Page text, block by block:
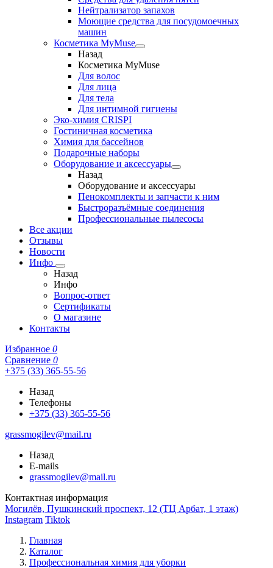
Нейтрализатор запахов
Моющие средства для посудомоечных
машин
Косметика MyMuse
Назад
Косметика MyMuse
Для волос
Для лица
Для тела
Для интимной гигиены
Эко-химия CRISPI
Гостиничная косметика
Химия для бассейнов
Подарочные наборы
Оборудование и аксессуары
Назад
Оборудование и аксессуары
Пенокомплекты и запчасти к ним
Быстроразъёмные соединения
Профессиональные пылесосы
Все акции
Отзывы
Новости
Инфо
Назад
Инфо
Вопрос-ответ
Сертификаты
О магазине
Контакты
Избранное 0
Сравнение 0
+375 (33) 365-55-56
Назад
Телефоны
+375 (33) 365-55-56
grassmogilev@mail.ru
Назад
E-mails
grassmogilev@mail.ru
Контактная информация
Могилёв, Пушкинский проспект, 12 (ТЦ Арбат, 1 этаж)
Instagram Tiktok
Главная
Каталог
Профессиональная химия для уборки